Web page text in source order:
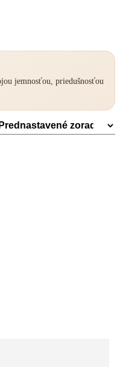
jemnosťou, priedušnosťou